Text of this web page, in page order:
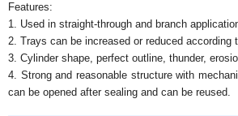
Features:
1. Used in straight-through and branch
2. Trays can be increased or reduced according
3. Cylinder shape, perfect outline, thunder,
4. Strong and reasonable structure with
can be opened after sealing and can be reused.